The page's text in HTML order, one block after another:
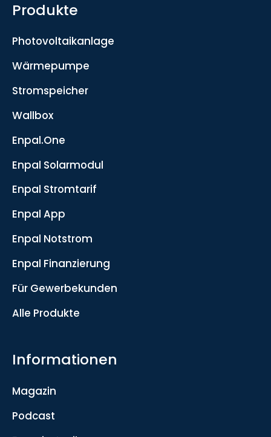
Produkte
Photovoltaikanlage
Wärmepumpe
Stromspeicher
Wallbox
Enpal.One
Enpal Solarmodul
Enpal Stromtarif
Enpal App
Enpal Notstrom
Enpal Finanzierung
Für Gewerbekunden
Alle Produkte
Informationen
Magazin
Podcast